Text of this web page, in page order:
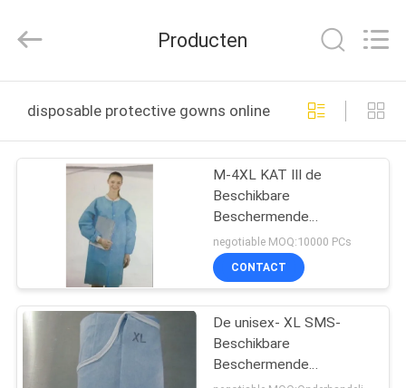
PRODUCTEN
ONGEVEER
FABRIEKSREIS
KWALITEITSCONTROLE
PRODUCTS
CO.,LTD(WUHAN
Rights
Producten
disposable protective gowns online fabricage
M-4XL KAT III de
Beschikbare
Beschermende
Bescherming van het
Togawerk
negotiable MOQ:10000 PCs
CONTACT
De unisex- XL SMS-
Beschikbare
Beschermende